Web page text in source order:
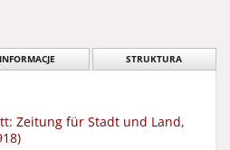
INFORMACJE STRUKTURA
Zeitung für Stadt und Land,